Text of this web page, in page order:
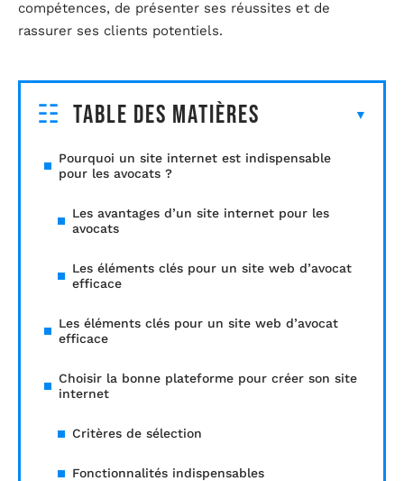
compétences, de présenter ses réussites et de
rassurer ses clients potentiels.
Table des matières
Pourquoi un site internet est indispensable
pour les avocats ?
Les avantages d’un site internet pour les
avocats
Les éléments clés pour un site web d’avocat
efficace
Les éléments clés pour un site web d’avocat
efficace
Choisir la bonne plateforme pour créer son site
internet
Critères de sélection
Fonctionnalités indispensables